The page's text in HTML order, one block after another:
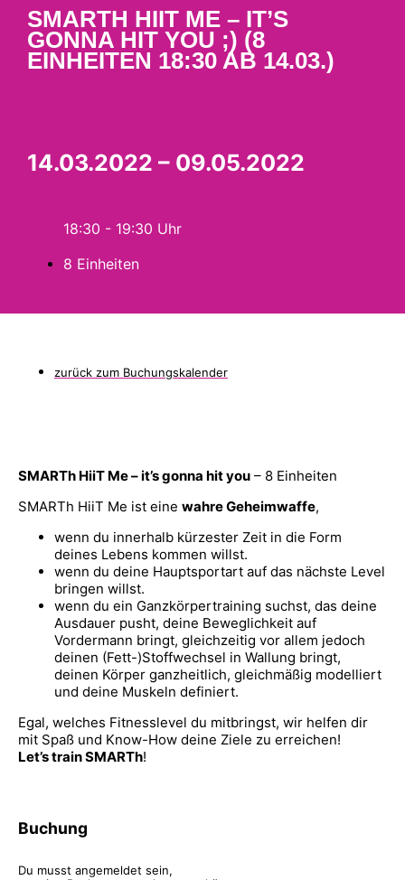
SMARTH HIIT ME – IT’S
GONNA HIT YOU ;) (8
EINHEITEN 18:30 AB 14.03.)
14.03.2022 – 09.05.2022
18:30 - 19:30
8 Einheiten
zurück zum Buchungskalender
SMARTh HiiT Me – it’s gonna hit you – 8 Einheiten
SMARTh HiiT Me ist eine wahre Geheimwaffe,
wenn du innerhalb kürzester Zeit in die Form
deines Lebens kommen willst.
wenn du deine Hauptsportart auf das nächste Level
bringen willst.
wenn du ein Ganzkörpertraining suchst, das deine
Ausdauer pusht, deine Beweglichkeit auf
Vordermann bringt, gleichzeitig vor allem jedoch
deinen (Fett-)Stoffwechsel in Wallung bringt,
deinen Körper ganzheitlich, gleichmäßig modelliert
und deine Muskeln definiert.
Egal, welches Fitnesslevel du mitbringst, wir helfen dir
mit Spaß und Know-How deine Ziele zu erreichen!
Let’s train SMARTh!
Buchung
Du musst angemeldet sein,